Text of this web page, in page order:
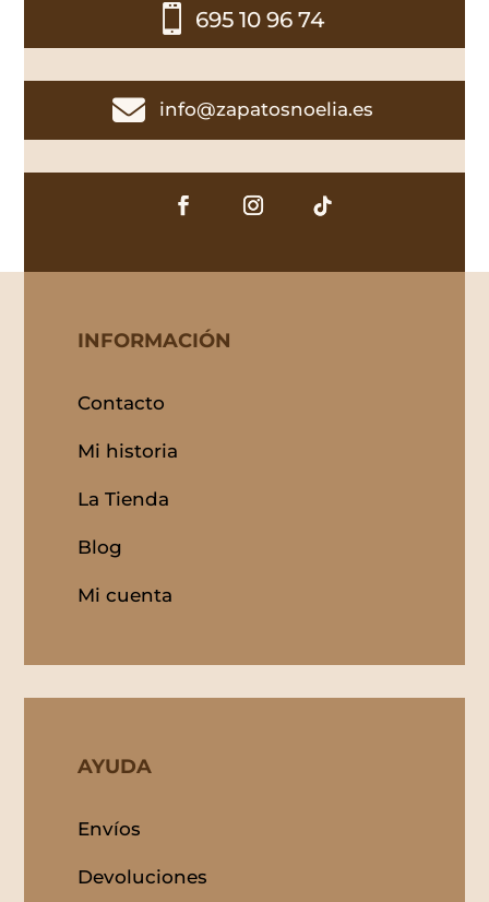
 695 10 96 74
 info@zapatosnoelia.es
INFORMACIÓN
Contacto
Mi historia
La Tienda
Blog
Mi cuenta
AYUDA
Envíos
Devoluciones